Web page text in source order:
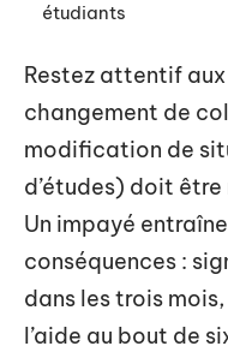
étudiants
Restez attentif
changement de
modification de
d’études) doit
Un impayé
conséquences :
dans les trois
l’aide au bout de